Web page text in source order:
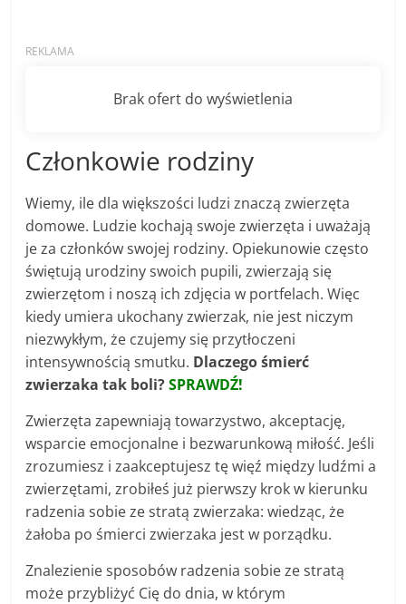
Członkowie rodziny
Wiemy, ile dla większości ludzi znaczą zwierzęta
domowe. Ludzie kochają swoje zwierzęta i uważają
je za członków swojej rodziny. Opiekunowie często
świętują urodziny swoich pupili, zwierzają się
zwierzętom i noszą ich zdjęcia w portfelach. Więc
kiedy umiera ukochany zwierzak, nie jest niczym
niezwykłym, że czujemy się przytłoczeni
intensywnością smutku. Dlaczego śmierć
zwierzaka tak boli?SPRAWDŹ!
Zwierzęta zapewniają towarzystwo, akceptację,
wsparcie emocjonalne i bezwarunkową miłość. Jeśli
zrozumiesz i zaakceptujesz tę więź między ludźmi a
zwierzętami, zrobiłeś już pierwszy krok w kierunku
radzenia sobie ze stratą zwierzaka: wiedząc, że
żałoba po śmierci zwierzaka jest w porządku.
Znalezienie sposobów radzenia sobie ze stratą
może przybliżyć Cię do dnia, w którym